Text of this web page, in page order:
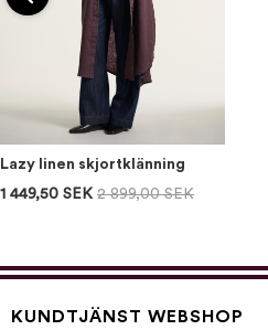
Lazy linen skjortklänning
1 449,50 SEK 2 899,00 SEK
KUNDTJÄNST WEBSHOP